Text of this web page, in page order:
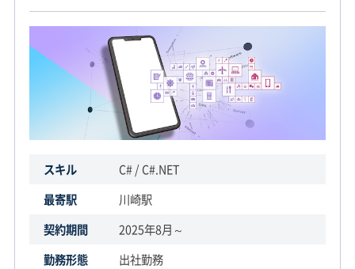
スキル
C# / C#.NET
最寄駅
川崎駅
契約期間
2025年8月～
勤務形態
出社勤務